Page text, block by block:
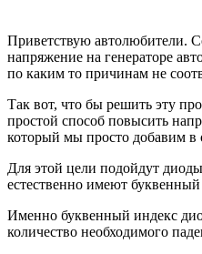
Приветствую автолюбители.
напряжение на генераторе
по каким то причинам не
Так вот, что бы решить эту
простой способ повысить
который мы просто добавим в
Для этой цели подойдут
естественно имеют
Именно буквенный индекс
количество необходимого